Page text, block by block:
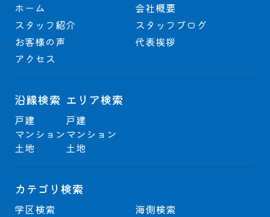
ホーム
会社概要
スタッフ紹介
スタッフブログ
お客様の声
代表挨拶
アクセス
沿線検索
戸建
マンション
土地
エリア検索
戸建
マンション
土地
カテゴリ検索
学区検索
海側検索